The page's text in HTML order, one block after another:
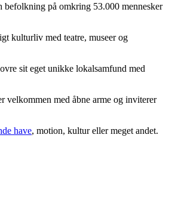
på omkring 53.000 mennesker
kulturliv med teatre, museer og
sit eget unikke lokalsamfund med
velkommen med åbne arme og inviterer
have, motion, kultur eller meget andet.